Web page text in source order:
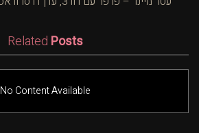
Related Posts
No Content Available